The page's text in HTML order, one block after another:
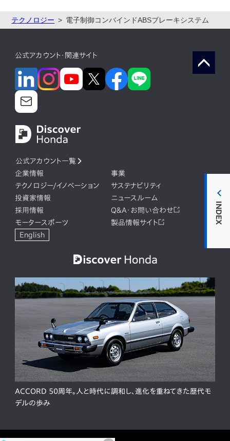
INDEX
テクノロジー 電子制御コンバインドABSブレーキシステム
公式アカウント・関連サイト
公式アカウント一覧
企業情報
事業
テクノロジー/イノベーション
サステナビリティ
投資家情報
ニュースルーム
採用情報
Q&A・お問い合わせ
モータースポーツ
製品情報サイト
English
ACCORD 50周年。人と時代に調和し、進化を重ねてきた歴代モ
デルの歩み